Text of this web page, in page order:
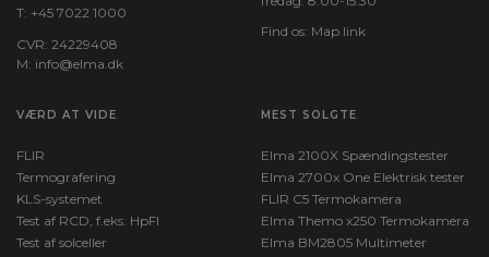
T: +45 7022 1000
CVR: 24229408
M: info@elma.dk
Find os: Map link
VÆRD AT VIDE
FLIR
Termografering
KLS-systemet
Test af RCD, f.eks. HpFI
Test af solceller
MEST SOLGTE
Elma 2100X Spændingstester
Elma 2700x One Elektrisk tester
FLIR C5 Termokamera
Elma Themo x250 Termokamera
Elma BM2805 Multimeter